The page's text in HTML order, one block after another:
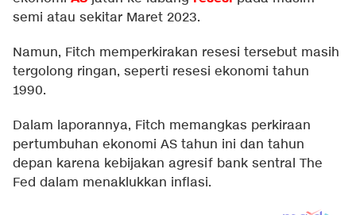
semi atau sekitar Maret 2023.
Namun, Fitch memperkirakan resesi tersebut masih
tergolong ringan, seperti resesi ekonomi tahun
1990.
Dalam laporannya, Fitch memangkas perkiraan
pertumbuhan ekonomi AS tahun ini dan tahun
depan karena kebijakan agresif bank sentral The
Fed dalam menaklukkan inflasi.